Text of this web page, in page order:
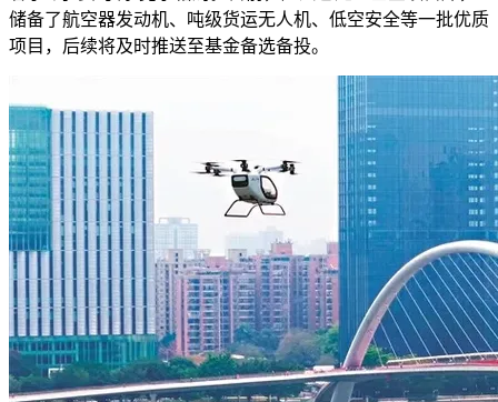
储备了航空器发动机、吨级货运无人机、低空安全等一批优质
项目，后续将及时推送至基金备选备投。